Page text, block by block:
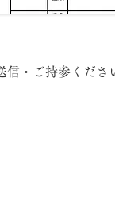
信・ご持参くださ